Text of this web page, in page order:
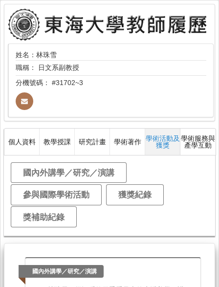
姓名：林珠雪
職稱：
日文系副教授
分機號碼： #31702~3
個人資料 教學授課 研究計畫 學術著作 學術活動及
獲獎
學術服務與
產學互動
國內外講學／研究／演講
參與國際學術活動 獲獎紀錄
獎補助紀錄
國內外講學／研究／演講